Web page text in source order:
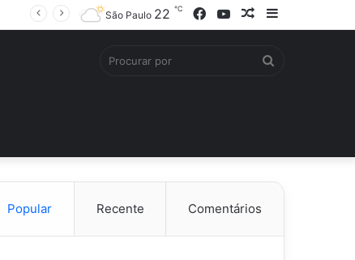
Barra
Artigo
YouTube
Facebook
São Paulo 22 ℃
Popular Recente Comentários